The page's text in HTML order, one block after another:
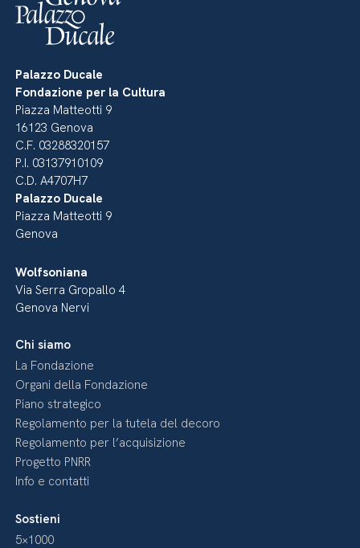
Palazzo Ducale
Fondazione per la Cultura
Piazza Matteotti 9
16123 Genova
C.F. 03288320157
P.I. 03137910109
C.D. A4707H7
Palazzo Ducale
Piazza Matteotti 9
Genova
Wolfsoniana
Via Serra Gropallo 4
Genova Nervi
Chi siamo
La Fondazione
Organi della Fondazione
Piano strategico
Regolamento per la tutela del decoro
Regolamento per l’acquisizione
Progetto PNRR
Info e contatti
Sostieni
5×1000